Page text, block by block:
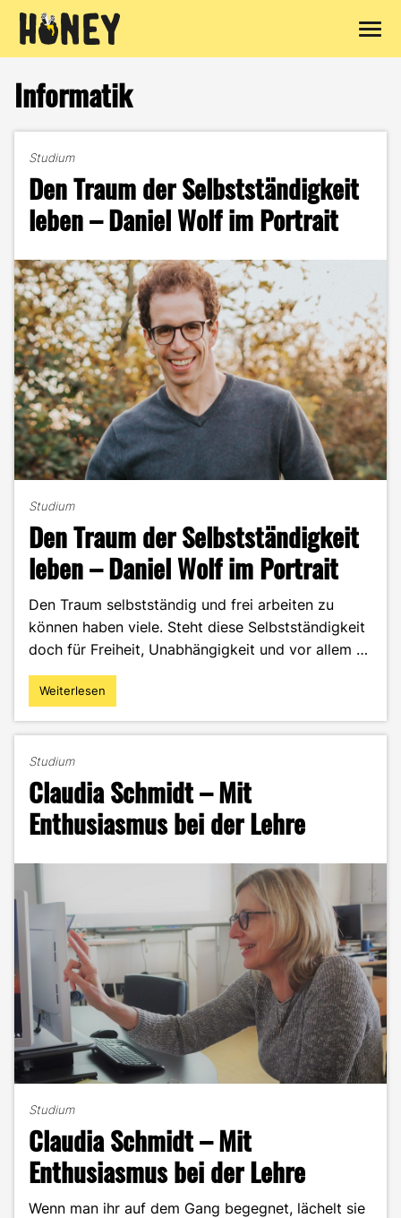
Inhalt
springen
Informatik
Studium
Den Traum der Selbstständigkeit
leben – Daniel Wolf im Portrait
Studium
Den Traum der Selbstständigkeit
leben – Daniel Wolf im Portrait
Den Traum selbstständig und frei arbeiten zu
können haben viele. Steht diese Selbstständigkeit
doch für Freiheit, Unabhängigkeit und vor allem …
"Den
Traum
leben
–
Daniel
Wolf
Portrait"
Weiterlesen
Studium
Claudia Schmidt – Mit
Enthusiasmus bei der Lehre
Studium
Claudia Schmidt – Mit
Enthusiasmus bei der Lehre
Wenn man ihr auf dem Gang begegnet, lächelt sie